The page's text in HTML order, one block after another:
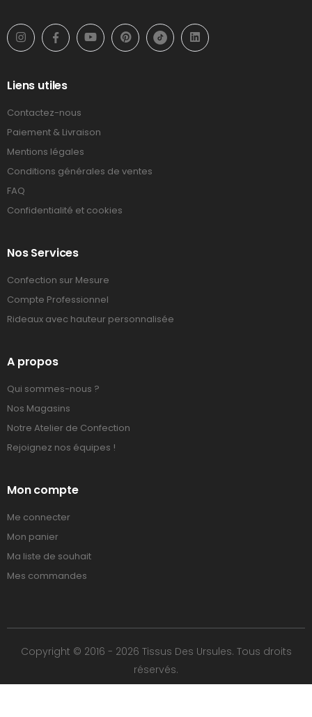
Liens utiles
Contactez-nous
Paiement & Livraison
Mentions légales
Conditions générales de ventes
FAQ
Confidentialité et cookies
Nos Services
Confection sur Mesure
Compte Professionnel
Rideaux avec hauteur personnalisée
A propos
Qui sommes-nous ?
Nos Magasins
Notre Atelier de Confection
Rejoignez nos équipes !
Mon compte
Me connecter
Mon panier
Ma liste de souhait
Mes commandes
Copyright © 2016 - 2026 Tissus Des Ursules. Tous droits
réservés.